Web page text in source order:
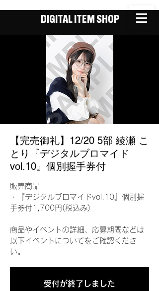
DIGITAL ITEM SHOP
【完売御礼】12/20 5部 綾瀬 こ
とり『デジタルブロマイド
vol.10』個別握手券付
販売商品
・『デジタルブロマイドvol.10』個別握
手券付1,700円(税込み)
商品やイベントの詳細、応募期間などは
以下イベントについてをご確認くださ
い。
受付が終了しました